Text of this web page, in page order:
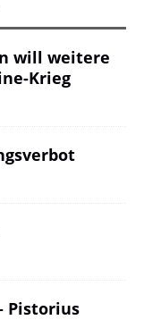
will weitere
Krieg
Pistorius